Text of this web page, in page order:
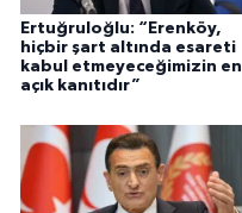
Ertuğruloğlu: “Erenköy,
hiçbir şart altında esareti
kabul etmeyeceğimizin en
açık kanıtıdır”